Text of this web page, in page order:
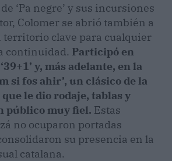
‘Pa negre’ y sus incursiones
Colomer se abrió también a
territorio clave para cualquier
continuidad. Participó en
y, más adelante, en la
si fos ahir’, un clásico de la
le dio rodaje, tablas y
público muy fiel. Estas
no ocuparon portadas
su presencia en la
catalana.